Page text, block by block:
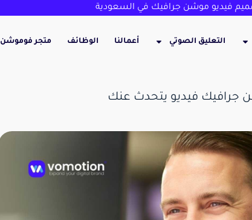
فيديو موشن جرافيك في السعودية
التعليق الصوتي أعمالنا الوظائف متجر فوموشن
جرافيك فيديو يتحدث عنك